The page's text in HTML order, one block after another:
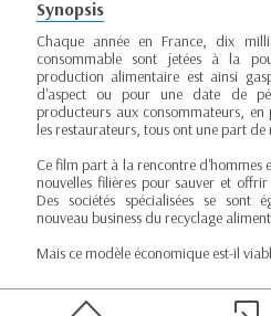
Synopsis
Chaque année en France, dix
consommable sont jetées à la
production alimentaire est ainsi
d'aspect ou pour une date de
producteurs aux consommateurs,
les restaurateurs, tous ont une part
Ce film part à la rencontre d'hommes
nouvelles filières pour sauver et
Des sociétés spécialisées se sont
nouveau business du recyclage
Mais ce modèle économique est-il